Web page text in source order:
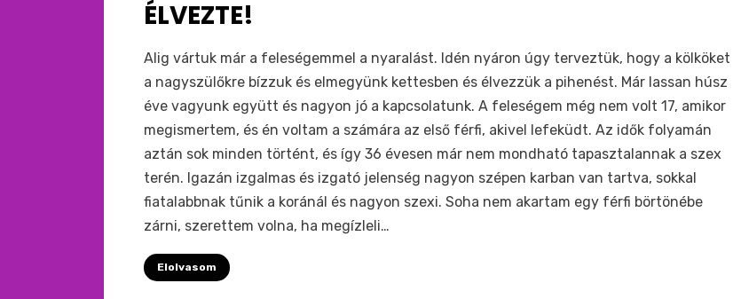
ÉLVEZTE!
bymonkey
Alig vártuk már a feleségemmel a nyaralást. Idén nyáron úgy terveztük, hogy a kölköket
a nagyszülőkre bízzuk és elmegyünk kettesben és élvezzük a pihenést. Már lassan húsz
éve vagyunk együtt és nagyon jó a kapcsolatunk. A feleségem még nem volt 17, amikor
megismertem, és én voltam a számára az első férfi, akivel lefeküdt. Az idők folyamán
aztán sok minden történt, és így 36 évesen már nem mondható tapasztalannak a szex
terén. Igazán izgalmas és izgató jelenség nagyon szépen karban van tartva, sokkal
fiatalabbnak tűnik a koránál és nagyon szexi. Soha nem akartam egy férfi börtönébe
zárni, szerettem volna, ha megízleli…
Elolvasom